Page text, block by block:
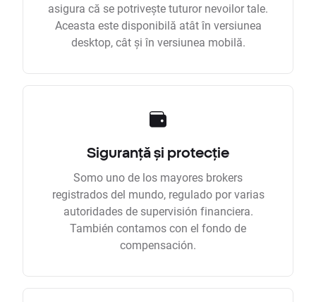
asigura că se potrivește tuturor nevoilor tale.
Aceasta este disponibilă atât în versiunea
desktop, cât și în versiunea mobilă.
Siguranță și protecție
Somo uno de los mayores brokers
registrados del mundo, regulado por varias
autoridades de supervisión financiera.
También contamos con el fondo de
compensación.